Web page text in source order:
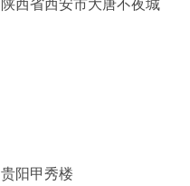
陕西省西安市大唐不夜城
贵阳甲秀楼